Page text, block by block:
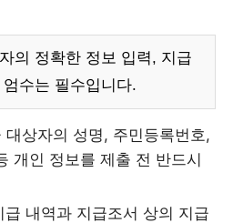
의 정확한 정보 입력, 지급
수는 필수입니다.
대상자의 성명, 주민등록번호,
개인 정보를 제출 전 반드시
급 내역과 지급조서 상의 지급